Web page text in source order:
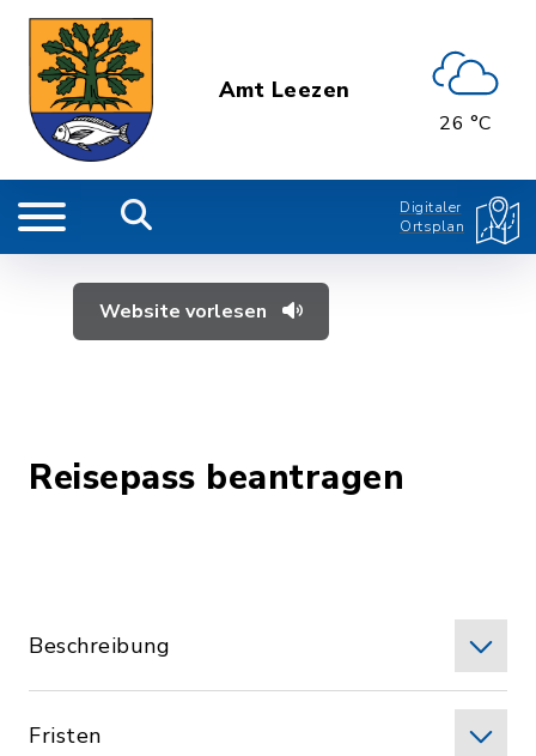
Amt Leezen
26 °C
Digitaler
Ortsplan
Website vorlesen
Reisepass beantragen
Beschreibung
Fristen